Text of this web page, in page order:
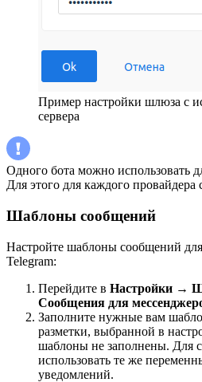
Пример настройки шлюза с
сервера
Одного бота можно использовать
Для этого для каждого
Шаблоны сообщений
Настройте шаблоны сообщений
Telegram:
Перейдите в Настройки →
Сообщения для
Заполните нужные вам
разметки, выбранной в
шаблоны не заполнены. Для
использовать те же
уведомлений.